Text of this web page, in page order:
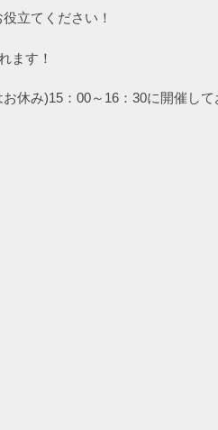
立てください！
ます！
休み)15：00～16：30に開催して